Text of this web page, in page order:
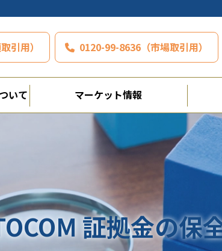
引用） 0120-99-8636（市場取引用）
いて マーケット情報
証拠金の保